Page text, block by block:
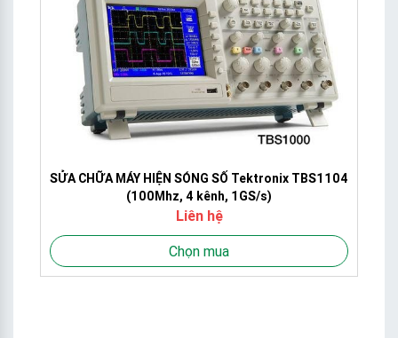
SỬA CHỮA MÁY HIỆN SÓNG SỐ Tektronix TBS1104
(100Mhz, 4 kênh, 1GS/s)
Liên hệ
Chọn mua